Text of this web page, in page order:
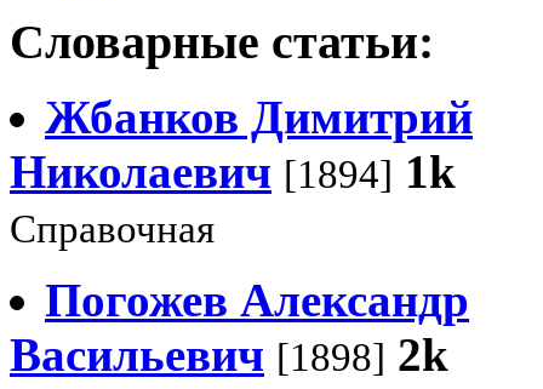
Словарные статьи:
Жбанков Димитрий
Николаевич [1894] 1k
Справочная
Погожев Александр
Васильевич [1898] 2k